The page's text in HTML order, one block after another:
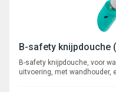
B-safety knijpdouche
B-safety knijpdouche, voor
uitvoering, met wandhouder,